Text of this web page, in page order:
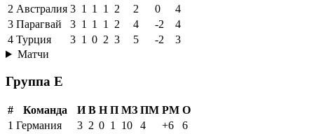
2 Австралия 3 1 1 1 2 2 0
4
3 Парагвай 3 1 1 1 2 4 -2
4
4 Турция 3 1 0 2 3 5 -2
3
Матчи
Группа E
# Команда И В Н П МЗ ПМ РМ О
1 Германия 3 2 0 1 10 4 +6
6